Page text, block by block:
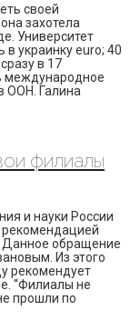
своей
захотела
Университет
в украинку euro; 40
в 17
международное
ООН. Галина
филиалы
и науки России
рекомендацией
Данное обращение
Из этого
рекомендует
“Филиалы не
прошли по